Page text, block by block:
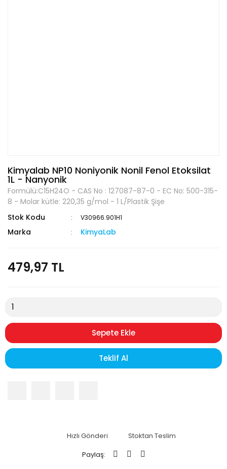
Kimyalab NP10 Noniyonik Nonil Fenol Etoksilat
1L - Nanyonik
Formülü:C15H24O - CAS No : 127087-87-0 - EC No: 500-315-
8 - Molar kütle: 220,35 g/mol - 1 L/Plastik Şişe
Stok Kodu
V30966.901H1
Marka KimyaLab
479,97 TL
Sepete Ekle
Teklif Al
Hızlı Gönderi
Stoktan Teslim
Paylaş: